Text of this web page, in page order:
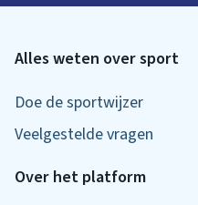
Alles weten over sport
Doe de sportwijzer
Veelgestelde vragen
Over het platform